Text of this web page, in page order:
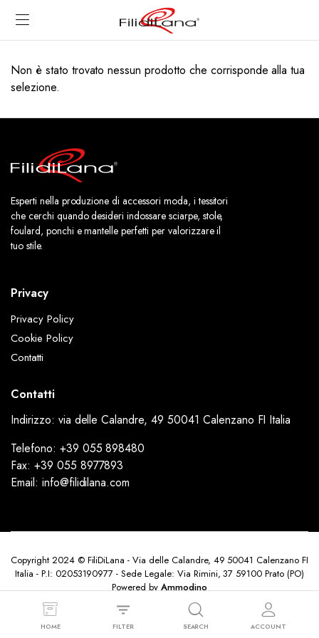
Non è stato trovato nessun prodotto che corrisponde alla tua
selezione.
Esperti nella produzione di accessori moda, i tessitori
che cerchi quando desideri indossare sciarpe, stole,
foulard, ponchi e mantelle perfetti per valorizzare il
tuo stile.
Privacy
Privacy Policy
Cookie Policy
Contatti
Contatti
Indirizzo: via delle Calandre, 49 50041 Calenzano FI Italia
Telefono: +39 055 898480
Fax: +39 055 8977893
Email: info@filidilana.com
Copyright 2024 © FiliDiLana - Via delle Calandre, 49 50041 Calenzano FI
Italia - P.I: 02053190977 - Sede Legale: Via Rimini, 37 59100 Prato (PO)
Powered byAmmodino
HOME FILTER SEARCH ACCOUNT